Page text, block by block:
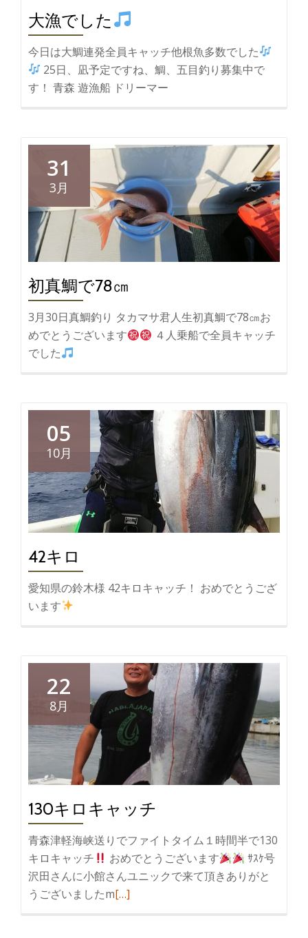
大漁でした
今日は大鯛連発全員キャッチ他根魚多数でした
25日、凪予定ですね、鯛、五目釣り募集中で
す！ 青森 遊漁船 ドリーマー
31
3月
初真鯛で78㎝
3月30日真鯛釣り タカマサ君人生初真鯛で78㎝お
めでとうございます
４人乗船で全員キャッチ
でした
05
10月
42キロ
愛知県の鈴木様 42キロキャッチ！ おめでとうござ
います
22
8月
130キロキャッチ
青森津軽海峡送りでファイトタイム１時間半で130
キロキャッチ
おめでとうございます
ｻｽｹ号
沢田さんに小館さんユニックで来て頂きありがと
うございましたm続
[…]